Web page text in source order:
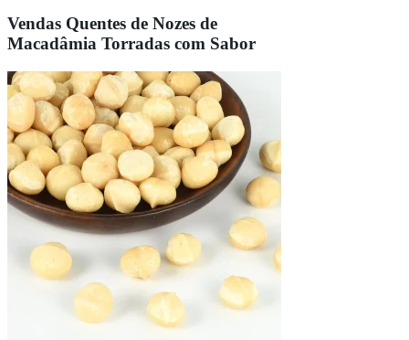
Vendas Quentes de Nozes de
Macadâmia Torradas com Sabor